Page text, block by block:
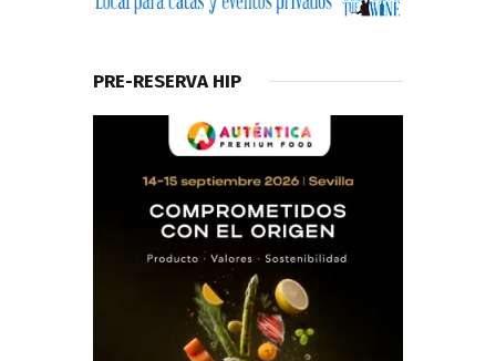
PRE-RESERVA HIP